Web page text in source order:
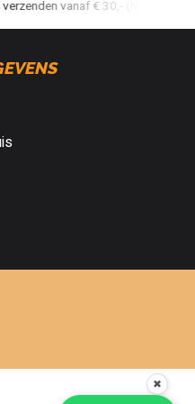
Verzendkosten € 2,95 (NL)
✖